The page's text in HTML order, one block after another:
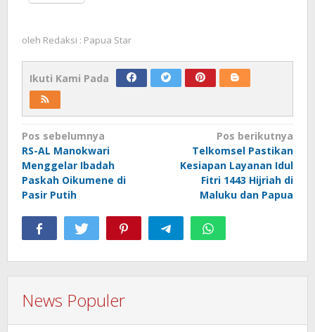
oleh Redaksi : Papua Star
Ikuti Kami Pada
Navigasi
pos
Pos sebelumnya
RS-AL Manokwari
Menggelar Ibadah
Paskah Oikumene di
Pasir Putih
Pos berikutnya
Telkomsel Pastikan
Kesiapan Layanan Idul
Fitri 1443 Hijriah di
Maluku dan Papua
News Populer